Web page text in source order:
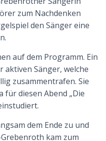
zum Nachdenken
den Sänger eine
auf dem Programm. Ein
aktiven Sänger, welche
zusammentrafen. Sie
diesen Abend „Die
dem Ende zu und
kam zum